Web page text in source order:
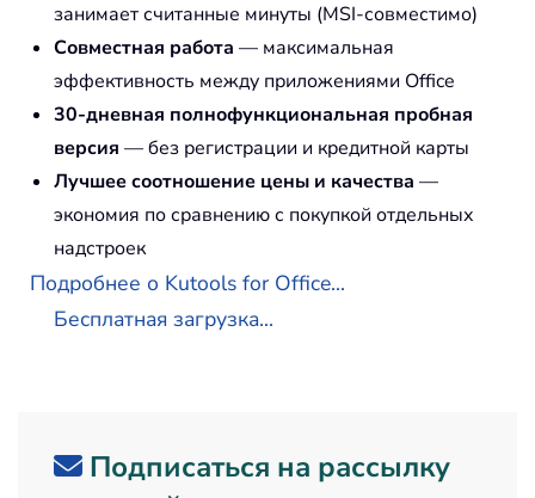
занимает считанные минуты (MSI-совместимо)
Совместная работа — максимальная
эффективность между приложениями Office
30-дневная полнофункциональная пробная
версия — без регистрации и кредитной карты
Лучшее соотношение цены и качества —
экономия по сравнению с покупкой отдельных
надстроек
Подробнее о Kutools for Office...
Бесплатная загрузка...
Подписаться на рассылку